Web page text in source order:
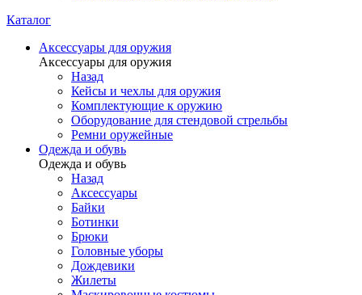
Каталог
Аксессуары для оружия
Аксессуары для оружия
Назад
Кейсы и чехлы для оружия
Комплектующие к оружию
Оборудование для стендовой стрельбы
Ремни оружейные
Одежда и обувь
Одежда и обувь
Назад
Аксессуары
Байки
Ботинки
Брюки
Головные уборы
Дождевики
Жилеты